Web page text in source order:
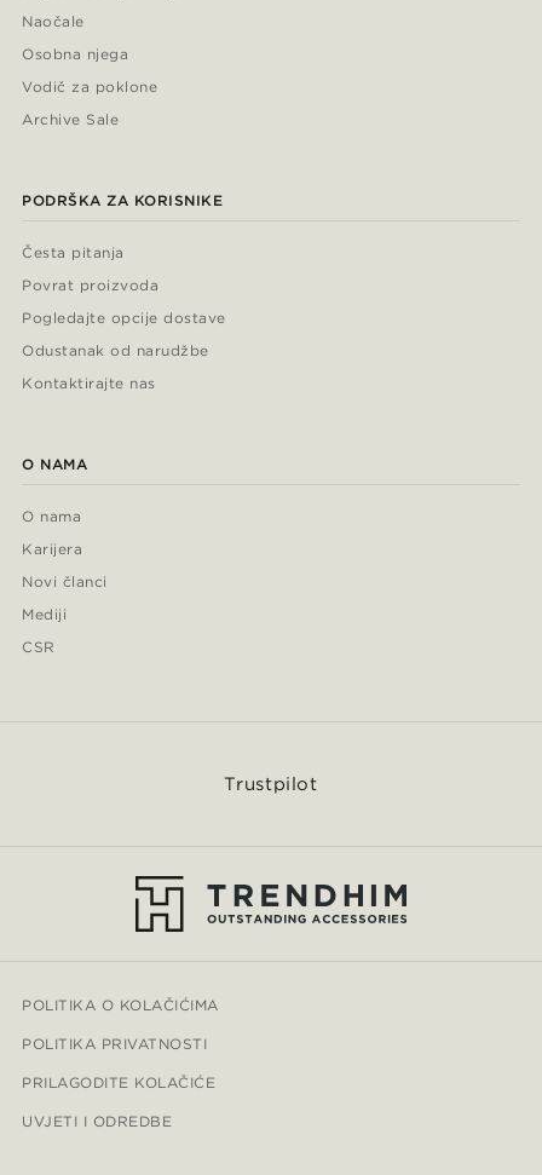
Naočale
Osobna njega
Vodič za poklone
Archive Sale
PODRŠKA ZA KORISNIKE
Česta pitanja
Povrat proizvoda
Pogledajte opcije dostave
Odustanak od narudžbe
Kontaktirajte nas
O NAMA
O nama
Karijera
Novi članci
Mediji
CSR
Trustpilot
POLITIKA O KOLAČIĆIMA
POLITIKA PRIVATNOSTI
PRILAGODITE KOLAČIĆE
UVJETI I ODREDBE